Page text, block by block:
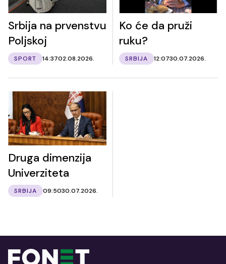
Srbija na prvenstvu
Poljskoj
SPORT 14:3702.08.2026.
Ko će da pruži
ruku?
SRBIJA 12:0730.07.2026.
Druga dimenzija
Univerziteta
SRBIJA 09:5030.07.2026.